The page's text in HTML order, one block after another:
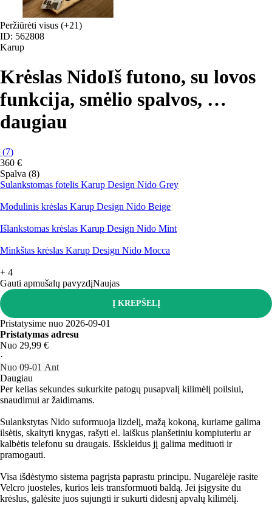
Peržiūrėti visus (+21)
ID: 562808
Karup
Krėslas NidoIš futono, su lovos
funkcija, smėlio spalvos, …
daugiau
(7)
360 €
Spalva (8)
Sulankstomas fotelis Karup Design Nido Grey
Modulinis krėslas Karup Design Nido Beige
Išlankstomas krėslas Karup Design Nido Mint
Minkštas krėslas Karup Design Nido Mocca
+ 4
Gauti apmušalų pavyzdįNaujas
Į KREPŠELĮ
Pristatysime nuo 2026‑09‑01
Pristatymas adresu
Nuo 29,99 €
·
Nuo 09‑01 Ant
Daugiau
Per kelias sekundes sukurkite patogų pusapvalį kilimėlį poilsiui,
snaudimui ar žaidimams.
Sulankstytas Nido suformuoja lizdelį, mažą kokoną, kuriame galima
ilsėtis, skaityti knygas, rašyti el. laiškus planšetiniu kompiuteriu ar
kalbėtis telefonu su draugais. Išskleidus jį galima medituoti ir
pramogauti.
Visa išdėstymo sistema pagrįsta paprastu principu. Nugarėlėje rasite
Velcro juosteles, kurios leis transformuoti baldą. Jei įsigysite du
krėslus, galėsite juos sujungti ir sukurti didesnį apvalų kilimėlį.